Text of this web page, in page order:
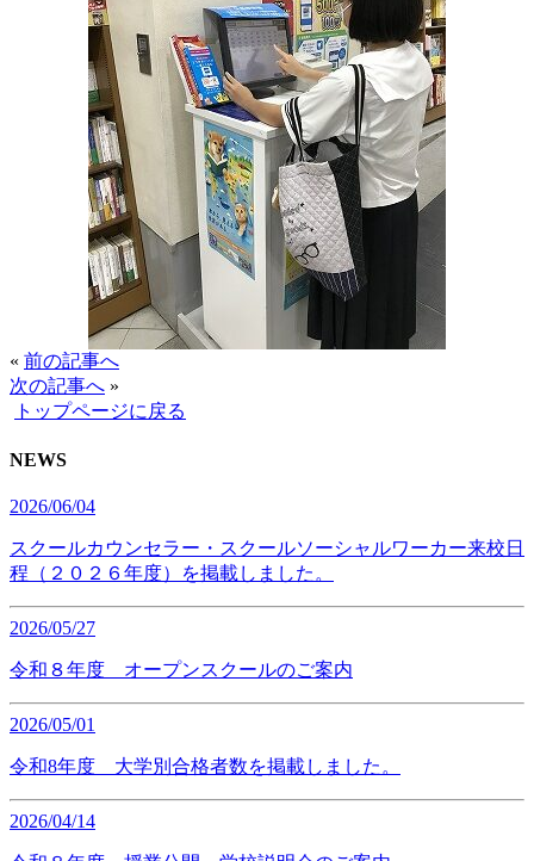
« 前の記事へ
次の記事へ »
トップページに戻る
NEWS
2026/06/04
スクールカウンセラー・スクールソーシャルワーカー来校日
程（２０２６年度）を掲載しました。
2026/05/27
令和８年度 オープンスクールのご案内
2026/05/01
令和8年度 大学別合格者数を掲載しました。
2026/04/14